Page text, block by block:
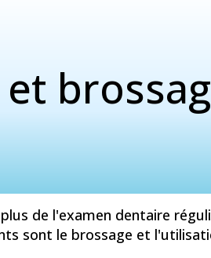
plus de l'examen dentaire
sont le brossage et